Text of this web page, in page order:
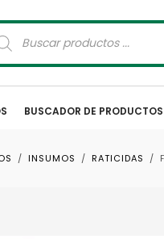
BUSCADOR DE PRODUCTOS
INSUMOS RATICIDAS